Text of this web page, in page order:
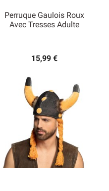
Perruque Gaulois Roux
Avec Tresses Adulte
15,99 €